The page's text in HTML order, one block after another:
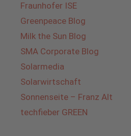
Fraunhofer ISE
Greenpeace Blog
Milk the Sun Blog
SMA Corporate Blog
Solarmedia
Solarwirtschaft
Sonnenseite – Franz Alt
techfieber GREEN